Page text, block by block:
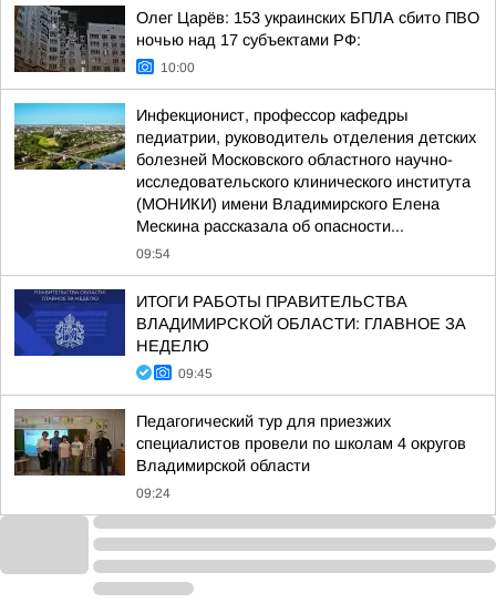
Олег Царёв: 153 украинских БПЛА сбито ПВО
ночью над 17 субъектами РФ:
10:00
Инфекционист, профессор кафедры
педиатрии, руководитель отделения детских
болезней Московского областного научно-
исследовательского клинического института
(МОНИКИ) имени Владимирского Елена
Мескина рассказала об опасности...
09:54
ИТОГИ РАБОТЫ ПРАВИТЕЛЬСТВА
ВЛАДИМИРСКОЙ ОБЛАСТИ: ГЛАВНОЕ ЗА
НЕДЕЛЮ
09:45
Педагогический тур для приезжих
специалистов провели по школам 4 округов
Владимирской области
09:24